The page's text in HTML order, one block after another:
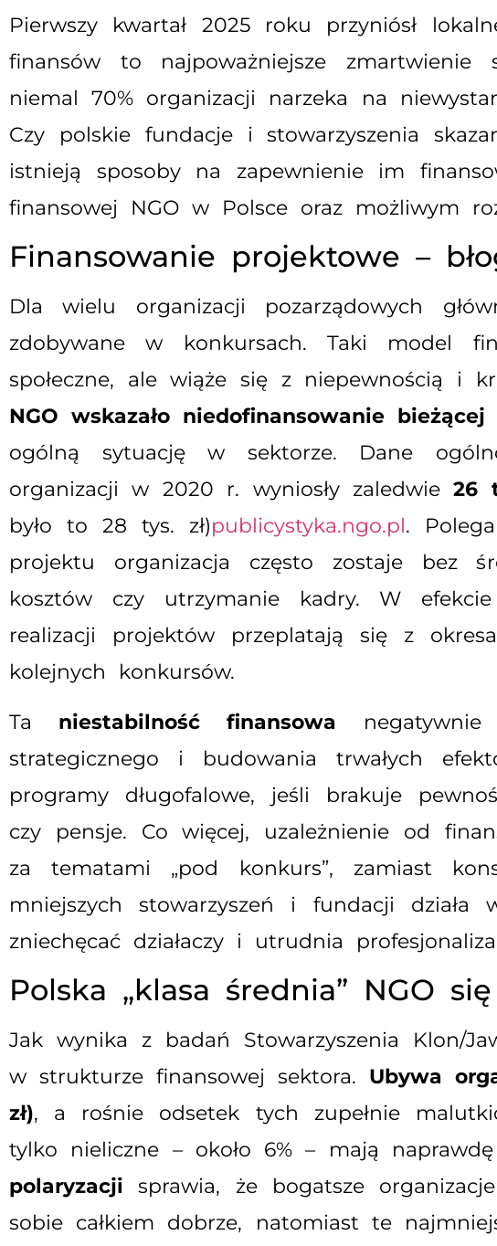
Pierwszy kwartał 2025 roku przyniósł
finansów to najpoważniejsze zmartwienie
niemal 70% organizacji narzeka na
Czy polskie fundacje i stowarzyszenia
istnieją sposoby na zapewnienie im
finansowej NGO w Polsce oraz możliwym
Finansowanie projektowe –
Dla wielu organizacji pozarządowych
zdobywane w konkursach. Taki model
społeczne, ale wiąże się z niepewnością i
NGO wskazało niedofinansowanie
ogólną sytuację w sektorze. Dane
organizacji w 2020 r. wyniosły zaledwie26
było to 28 tys. zł)publicystyka.ngo.pl.
projektu organizacja często zostaje bez
kosztów czy utrzymanie kadry. W
realizacji projektów przeplatają się z
kolejnych konkursów.
Ta niestabilność finansowa
strategicznego i budowania trwałych
programy długofalowe, jeśli brakuje
czy pensje. Co więcej, uzależnienie od
za tematami „pod konkurs”, zamiast
mniejszych stowarzyszeń i fundacji działa
zniechęcać działaczy i utrudnia
Polska „klasa średnia” NGO
Jak wynika z badań Stowarzyszenia Klon/
w strukturze finansowej sektora. Ubywa
zł), a rośnie odsetek tych zupełnie
tylko nieliczne – około 6% – mają
polaryzacji sprawia, że bogatsze
sobie całkiem dobrze, natomiast te